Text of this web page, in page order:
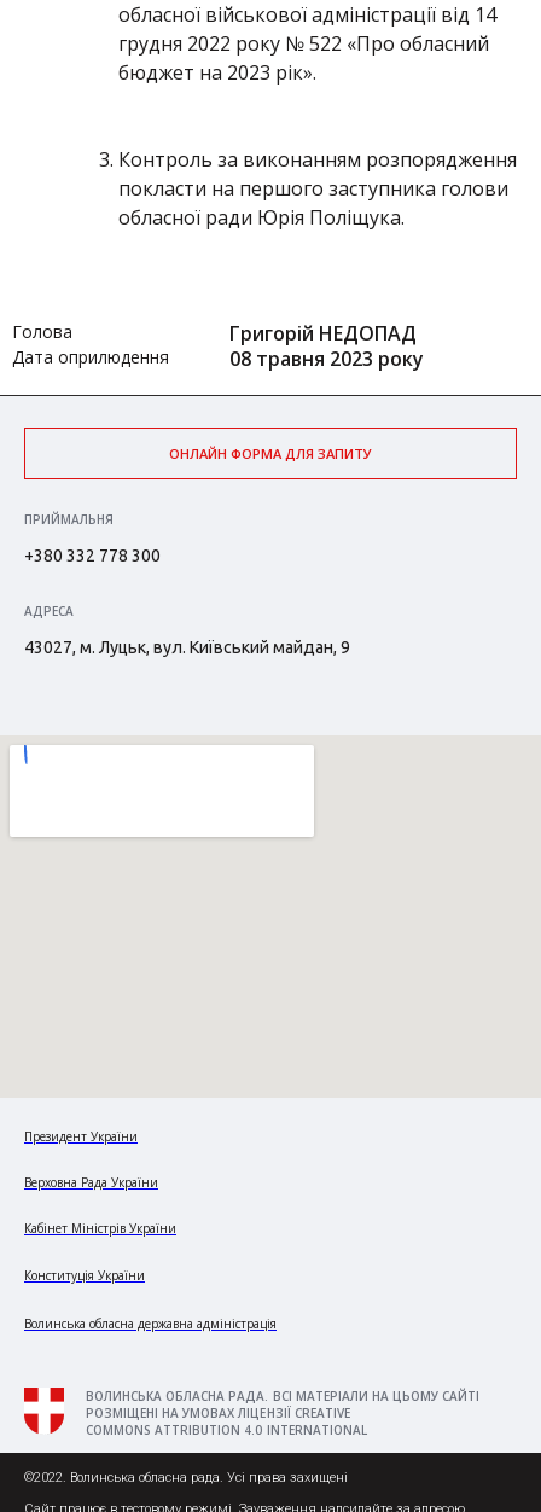
обласної військової адміністрації від 14
грудня 2022 року № 522 «Про обласний
бюджет на 2023 рік».
Контроль за виконанням розпорядження
покласти на першого заступника голови
обласної ради Юрія Поліщука.
Голова Григорій НЕДОПАД
Дата оприлюдення 08 травня 2023 року
ОНЛАЙН ФОРМА ДЛЯ ЗАПИТУ
ПРИЙМАЛЬНЯ
+380 332 778 300
АДРЕСА
43027, м. Луцьк, вул. Київський майдан, 9
Президент України
Верховна Рада України
Кабінет Міністрів України
Конституція України
Волинська обласна державна адміністрація
ВОЛИНСЬКА ОБЛАСНА РАДА. ВСІ МАТЕРІАЛИ НА ЦЬОМУ САЙТІ
РОЗМІЩЕНІ НА УМОВАХ ЛІЦЕНЗІЇ CREATIVE
COMMONS ATTRIBUTION 4.0 INTERNATIONAL
©2022. Волинська обласна рада. Усі права захищені